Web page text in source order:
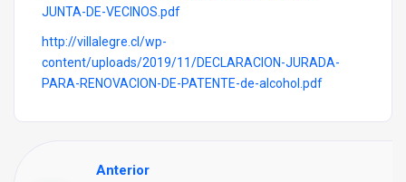
JUNTA-DE-VECINOS.pdf
http://villalegre.cl/wp-
content/uploads/2019/11/DECLARACION-JURADA-
PARA-RENOVACION-DE-PATENTE-de-alcohol.pdf
Anterior